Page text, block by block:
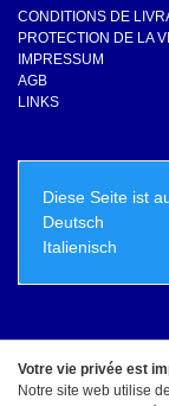
CONDITIONS DE
PROTECTION DE LA
IMPRESSUM
AGB
LINKS
Diese Seite ist
Deutsch
Italienisch
© Copyright -
Votre vie privée est
Notre site web utilise